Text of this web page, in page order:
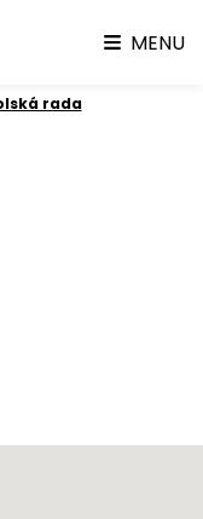
MENU
rada